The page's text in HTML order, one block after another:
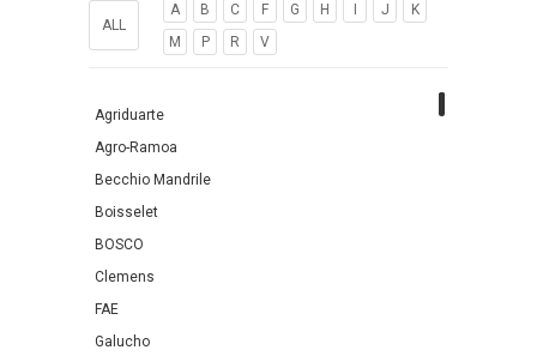
ALL
A B C F G H J
K
M
P R V
Agriduarte
Agro-Ramoa
Becchio Mandrile
Boisselet
BOSCO
Clemens
FAE
Galucho